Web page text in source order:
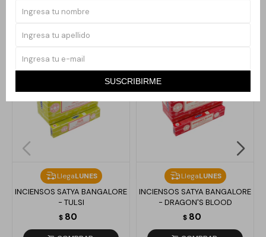
SUSCRIBIRME
Productos que te pueden interesar
LlegaLUNES
INCIENSOS SATYA BANGALORE
- TULSI
$ 80
LlegaLUNES
INCIENSOS SATYA BANGALORE
- DRAGON'S BLOOD
$ 80